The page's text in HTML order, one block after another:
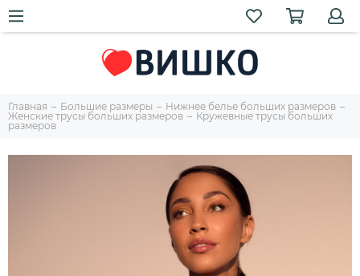
Главная Большие размеры
Нижнее белье больших размеров
Женские трусы больших размеров
Кружевные трусы больших
размеров